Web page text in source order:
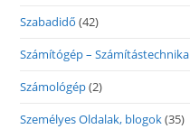
Szabadidő (42)
Számítógép – Számítástechnika
Számológép(2)
Személyes Oldalak, blogok(35)